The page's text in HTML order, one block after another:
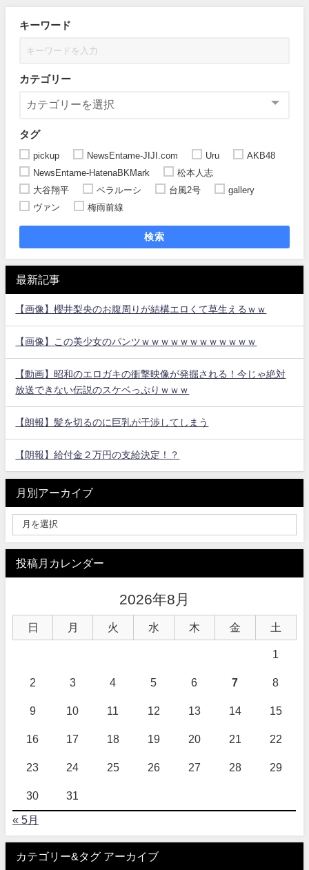
キーワード
カテゴリー
タグ
pickup NewsEntame-JIJI.com Uru
AKB48
NewsEntame-HatenaBKMark
松本人志
大谷翔平
ベラルーシ 台風2号
gallery
ヴァン
梅雨前線
検索
最新記事
【画像】櫻井梨央のお腹周りが結構エロくて草生えるｗｗ
【画像】この美少女のパンツｗｗｗｗｗｗｗｗｗｗｗｗ
【動画】昭和のエロガキの衝撃映像が発掘される！今じゃ絶対
放送できない伝説のスケベっぷりｗｗｗ
【朗報】髪を切るのに巨乳が干渉してしまう
【朗報】給付金２万円の支給決定！？
月別アーカイブ
投稿月カレンダー
2026年8月
日 月 火 水 木 金 土
1
2 3 4 5 6 7 8
9 10 11 12 13 14 15
16 17 18 19 20 21 22
23 24 25 26 27 28 29
30 31
« 5月
カテゴリー&タグ アーカイブ